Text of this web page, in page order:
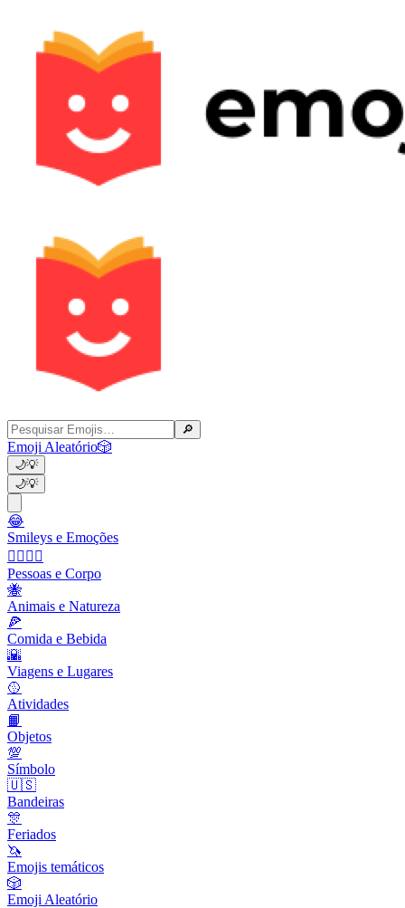
🔎
Emoji Aleatório🎲
🌙💡
🌙💡
😂
Smileys e Emoções
👩‍❤️‍💋‍👨
Pessoas e Corpo
🐝
Animais e Natureza
🍕
Comida e Bebida
🌇
Viagens e Lugares
🥎
Atividades
📙
Objetos
💯
Símbolo
🇺🇸
Bandeiras
🎊
Feriados
🦄
Emojis temáticos
🎲
Emoji Aleatório